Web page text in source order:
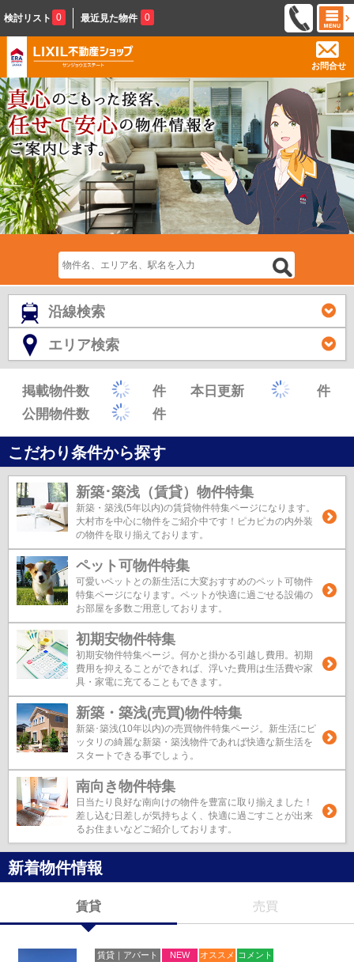
検討リスト 0 最近見た物件 0
お問合せ
沿線検索
エリア検索
掲載物件数 件 本日更新
件
公開物件数
件
こだわり条件から探す
新築･築浅（賃貸）物件特集
新築・築浅(5年以内)の賃貸物件特集ページになります。
大村市を中心に物件をご紹介中です！ピカピカの内外装
の物件を取り揃えております。
ペット可物件特集
可愛いペットとの新生活に大変おすすめのペット可物件
特集ページになります。ペットが快適に過ごせる設備の
お部屋を多数ご用意しております。
初期安物件特集
初期安物件特集ページ。何かと掛かる引越し費用。初期
費用を抑えることができれば、浮いた費用は生活費や家
具・家電に充てることもできます。
新築・築浅(売買)物件特集
新築･築浅(10年以内)の売買物件特集ページ。新生活にピ
ッタリの綺麗な新築・築浅物件であれば快適な新生活を
スタートできる事でしょう。
南向き物件特集
日当たり良好な南向けの物件を豊富に取り揃えました！
差し込む日差しが気持ちよく、快適に過ごすことが出来
るお住まいなどご紹介しております。
新着物件情報
賃貸 売買
賃貸｜アパート NEW オススメ コメント